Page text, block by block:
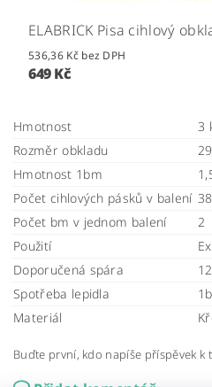
ELABRICK Pisa cihlový
536,36 Kč bez DPH
649 Kč
Hmotnost
3
Rozměr obkladu
Hmotnost 1bm
Počet cihlových pásků v balení
Počet bm v jednom balení
2
Použití
Doporučená spára
Spotřeba lepidla
Materiál
Buďte první, kdo napíše příspěvek k